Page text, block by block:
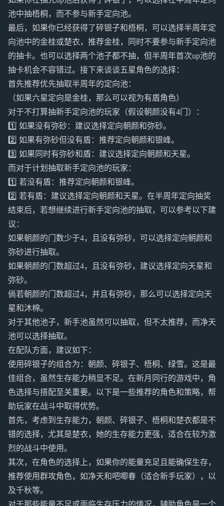
池中抽梧桐，而不参与新手定向池。
最后，如果你已经获得了碎银子和梧桐，可以选择半周年定
向池中的金桂或楚衣，推荐金桂，同时不要参与新手定向池
的抽卡。也可以选择两个池子都不抽，但半周年首次up池的
抽卡机会不容错过。接下来谈谈五星角色的选择：
首先推荐优先抽取半周年的定向池：
（如果六星定向是金桂，那么可以视为有盾角色）
对于不打算抽新手定向池的玩家（假设朝颜没有4门）：
1️⃣ 如果没有弥砂：建议选择定向朝颜和弥砂。
2️⃣ 如果有弥砂但没有盾：推荐定向朝颜和银峰。
3️⃣ 如果同时有弥砂和盾：建议选择定向朝颜和天星。
而对于计划抽取新手定向池的玩家：
1️⃣ 若没有盾：推荐定向朝颜和银峰。
2️⃣ 若有盾：建议选择定向朝颜和天星。在半周年定向抽奖
结束后，若想继续进行新手定向池的抽取，可以参考以下建
议：
如果朝颜的门数少于4，且没有弥砂，可以选择定向朝颜和
弥砂进行抽取。
如果朝颜的门数超过4，且没有弥砂，建议选择定向天星和
弥砂。
倘若朝颜的门数超过4，并且有弥砂，那么可以选择定向天
星和沐棉。
对于其他池子，新手池虽然可以抽取，但不太推荐，而净天
池可以选择抽取。
在配队方面，建议如下：
使用碎银子的组合为：朝颜、碎银子、梧桐、绿雪。这是最
佳组合，虽然生存能力稍显不足。在新月同行的游戏中，角
色选择与搭配至关重要。以下是一些推荐的角色和策略，帮
助玩家在战斗中取得优势。
首先，考虑到生存能力，朝颜、碎银子、梧桐和楚衣都是不
错的选择，尤其是楚衣，她的生存能力更强，适合在较为激
烈的战斗中使用。
其次，在角色的选择上，如果你的能量充足且能确保生存，
推荐使用群攻角色，如净天和吧唧春（适合新手玩家），以
及千秋等。
对于那些能量不足或面临生存压力的情况，辅助角色是一个